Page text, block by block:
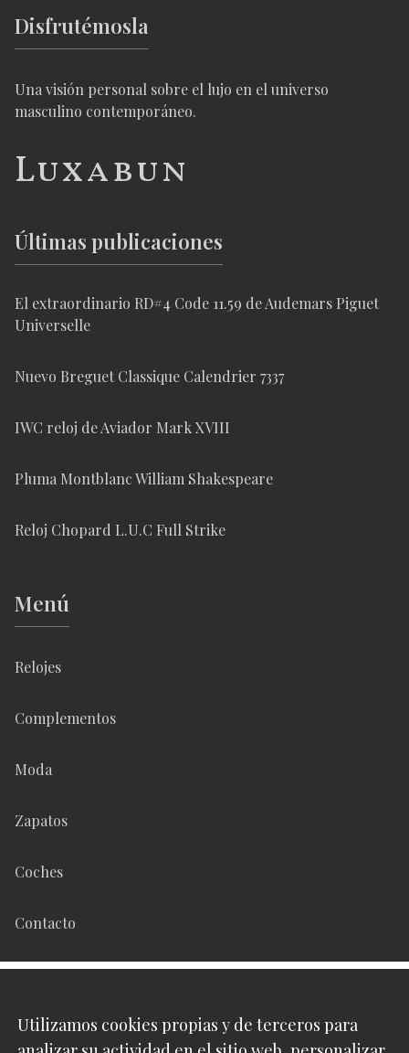
Disfrutémosla
Una visión personal sobre el lujo en el universo
masculino contemporáneo.
Luxabun
Últimas publicaciones
El extraordinario RD#4 Code 11.59 de Audemars Piguet
Universelle
Nuevo Breguet Classique Calendrier 7337
IWC reloj de Aviador Mark XVIII
Pluma Montblanc William Shakespeare
Reloj Chopard L.U.C Full Strike
Menú
Relojes
Complementos
Moda
Zapatos
Coches
Contacto
Utilizamos cookies propias y de terceros para